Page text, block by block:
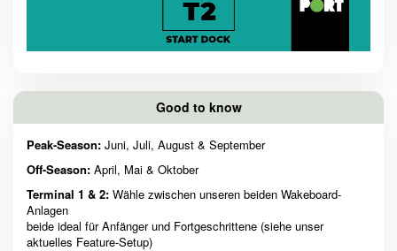
Good to know
Peak-Season: Juni, Juli, August & September
Off-Season: April, Mai & Oktober
Terminal 1 & 2: Wähle zwischen unseren beiden Wakeboard-
Anlagen
beide ideal für Anfänger und Fortgeschrittene (siehe unser
aktuelles Feature-Setup)